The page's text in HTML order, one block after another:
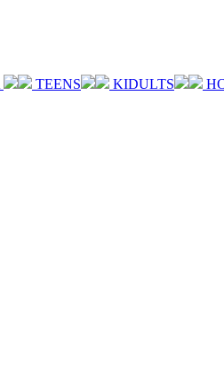
TEENS KIDULTS